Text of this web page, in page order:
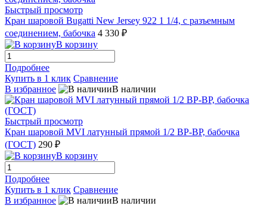
Быстрый просмотр
Кран шаровой Bugatti New Jersey 922 1 1/4, с разъемным
соединением, бабочка 4 330 ₽
В корзину
Подробнее
Купить в 1 клик Сравнение
В избранное
В наличии
Быстрый просмотр
Кран шаровой MVI латунный прямой 1/2 ВР-ВР, бабочка
(ГОСТ) 290 ₽
В корзину
Подробнее
Купить в 1 клик Сравнение
В избранное
В наличии